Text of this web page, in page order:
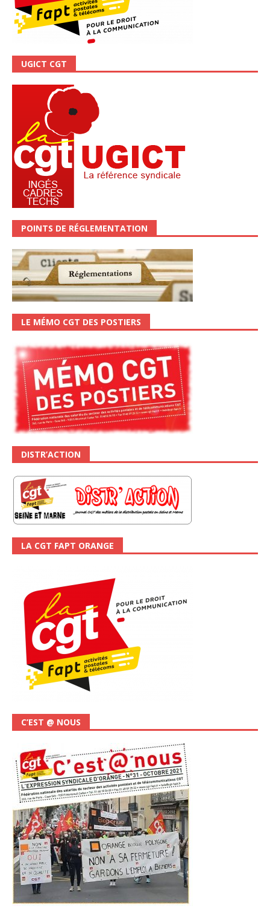
UGICT CGT
POINTS DE RÉGLEMENTATION
LE MÉMO CGT DES POSTIERS
DISTR’ACTION
LA CGT FAPT ORANGE
C’EST @ NOUS